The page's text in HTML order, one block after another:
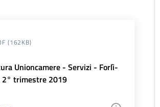
(162KB)
Unioncamere - Servizi - Forlì-
2° trimestre 2019